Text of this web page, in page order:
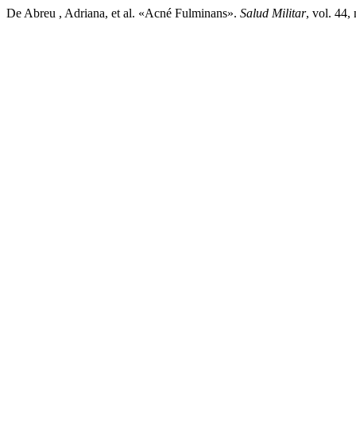
De Abreu , Adriana, et al. «Acné Fulminans». Salud Militar, vol. 44,